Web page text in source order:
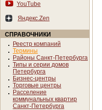
YouTube
Яндекс.Zen
СПРАВОЧНИКИ
Реестр компаний
Термины
Районы Санкт-Петербурга
Типы и серии домов
Петербурга
Бизнес-центры
Торговые центры
Расселение
коммунальных квартир
Санкт-Петербурга